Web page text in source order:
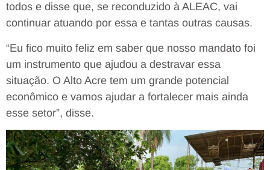
todos e disse que, se reconduzido à ALEAC, vai
continuar atuando por essa e tantas outras causas.
“Eu fico muito feliz em saber que nosso mandato foi
um instrumento que ajudou a destravar essa
situação. O Alto Acre tem um grande potencial
econômico e vamos ajudar a fortalecer mais ainda
esse setor”, disse.